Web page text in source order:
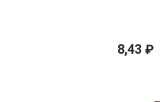
8,43 ₽